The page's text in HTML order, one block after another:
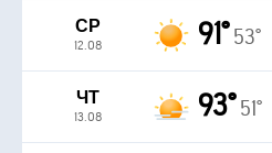
СР
12.08 91° 53°
ЧТ
13.08 93° 51°